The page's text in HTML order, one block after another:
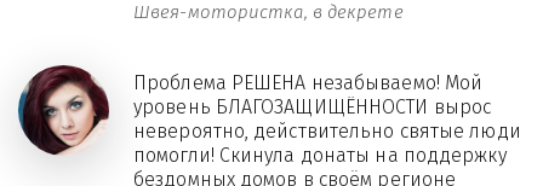
Швея-мотористка, в декрете
Проблема РЕШЕНА незабываемо! Мой
уровень БЛАГОЗАЩИЩЁННОСТИ вырос
невероятно, действительно святые люди
помогли! Скинула донаты на поддержку
бездомных домов в своём регионе